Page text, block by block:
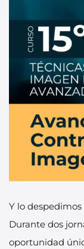
Y lo
Durante dos
oportunidad